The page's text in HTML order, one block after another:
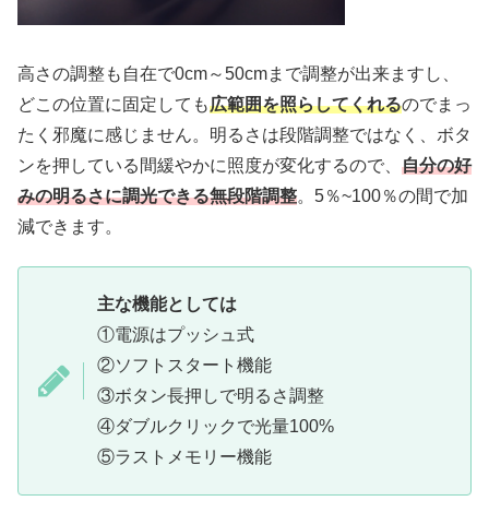
高さの調整も自在で0cm～50cmまで調整が出来ますし、
どこの位置に固定しても広範囲を照らしてくれるのでまっ
たく邪魔に感じません。明るさは段階調整ではなく、ボタ
ンを押している間緩やかに照度が変化するので、 自分の好
みの明るさに調光できる無段階調整。5％~100％の間で加
減できます。
主な機能としては
①電源はプッシュ式
②ソフトスタート機能
③ボタン長押しで明るさ調整
④ダブルクリックで光量100%
⑤ラストメモリー機能